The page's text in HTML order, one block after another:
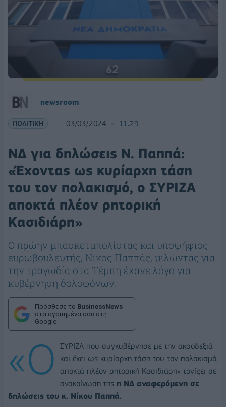
newsroom
ΠΟΛΙΤΙΚΗ 03/03/2024 11:29
ΝΔ για δηλώσεις Ν. Παππά:
«Έχοντας ως κυρίαρχη τάση
του τον πολακισμό, ο ΣΥΡΙΖΑ
αποκτά πλέον ρητορική
Κασιδιάρη»
O πρώην μπασκετμπολίστας και υποψήφιος
ευρωβουλευτής, Νίκος Παππάς, μιλώντας για
την τραγωδία στα Τέμπη έκανε λόγο για
κυβέρνηση δολοφόνων.
Πρόσθεσε το BusinessNews
στα αγαπημένα σου στη
Google
«Ο
ΣΥΡΙΖΑ που συγκυβέρνησε με την ακροδεξιά
και έχει ως κυρίαρχη τάση του τον πολακισμό,
αποκτά πλέον ρητορική Κασιδιάρη» τονίζει σε
ανακοίνωση της η ΝΔ αναφερόμενη σε
δηλώσεις του κ. Νίκου Παππά.